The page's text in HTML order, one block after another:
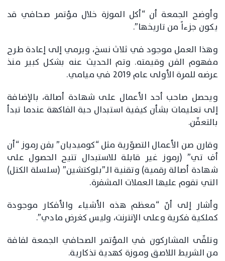
وأوضح الجمعة أن “أكل الموزة خلال مؤتمر صحافي قد
يكون جزءاً من تاريخها”.
وهذا العمل موجود في ثلاث نسخ، ويرمي إلى إعادة طرح
مفهوم الفن وقيمته. وتم الحديث عنه بشكل كبير منذ
عرضه للمرة الأولى عام 2019 في ميامي.
ويحصل صاحب أحد الأعمال على شهادة أصالة، بالإضافة
إلى تعليمات بشأن كيفية استبدال حبة الفاكهة عندما تبدأ
بالتعفّن.
وقارن صن الأعمال التصوّرية مثل “كوميديان” بفن رموز “أن
أف تي” (رموز غير قابلة للاستبدال تتيح الحصول على
شهادة أصالة رقمية) وتقنية الـ”بلوكتشين” (سلسلة الكتل)
التي تقوم عليها العملات المشفرة.
وأشار إلى أنّ “معظم هذه الأشياء والأفكار موجودة
كملكية فكرية وعلى الإنترنت، وليس كغرض مادي”.
وتلقّى المشاركون في المؤتمر الصحافي الجمعة لفافة
من الشريط اللاصق وموزة كهدية تذكارية.